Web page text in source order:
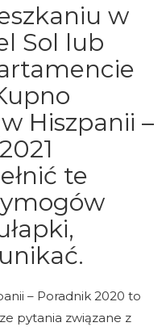
w
Sol lub
Hiszpanii –
te
– Poradnik 2020 to
pytania związane z